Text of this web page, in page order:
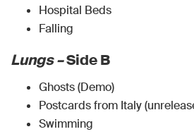
Hospital Beds
Falling
Lungs –Side B
Ghosts (Demo)
Postcards from Italy
Swimming